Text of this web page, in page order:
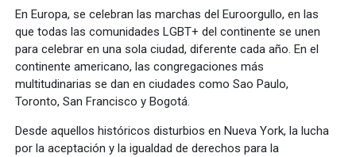
En Europa, se celebran las marchas del Euroorgullo, en las
que todas las comunidades LGBT+ del continente se unen
para celebrar en una sola ciudad, diferente cada año. En el
continente americano, las congregaciones más
multitudinarias se dan en ciudades como Sao Paulo,
Toronto, San Francisco y Bogotá.
Desde aquellos históricos disturbios en Nueva York, la lucha
por la aceptación y la igualdad de derechos para la